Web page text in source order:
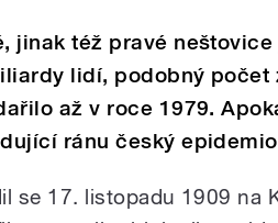
jinak též pravé
lidí, podobný počet
až v roce 1979.
ránu český
se 17. listopadu 1909 na